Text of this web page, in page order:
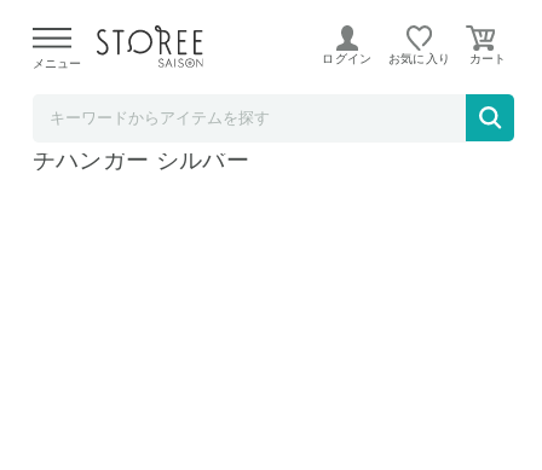
よる配送遅延が発生しております。
メニュー ログイン お気に入り
オールステンレス角ハンガー 32ピンチ ピン
チハンガー シルバー